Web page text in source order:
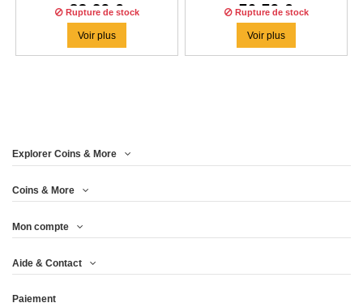
83,29 €
Rupture de stock
Voir plus
70,79 €
Rupture de stock
Voir plus
Explorer Coins & More
Coins & More
Mon compte
Aide & Contact
Paiement